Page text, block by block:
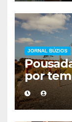
JORNAL BÚZIOS
por